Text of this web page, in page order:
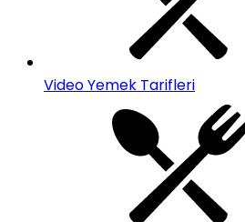
Video Yemek Tarifleri